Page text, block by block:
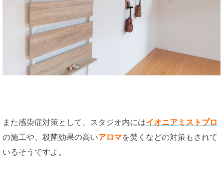
また感染症対策として、スタジオ内にはイオニアミストプロ
の施工や、殺菌効果の高いアロマを焚くなどの対策もされて
いるそうですよ。